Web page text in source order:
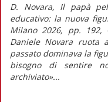
D. Novara, Il papà
educativo: la nuova
Milano 2026, pp.
Daniele Novara ruota
passato dominava la
bisogno di sentire
archiviato»...